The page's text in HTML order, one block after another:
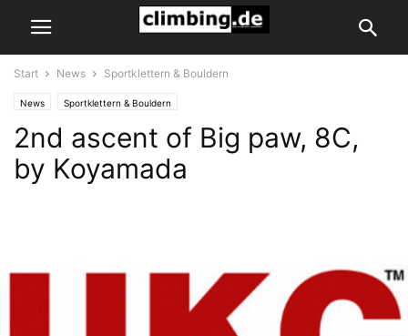
Start News Sportklettern & Bouldern
News Sportklettern & Bouldern
2nd ascent of Big paw, 8C,
by Koyamada